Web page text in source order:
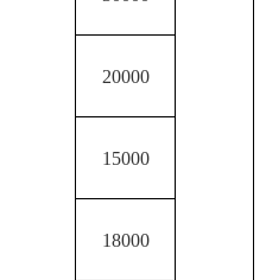
20000
15000
18000